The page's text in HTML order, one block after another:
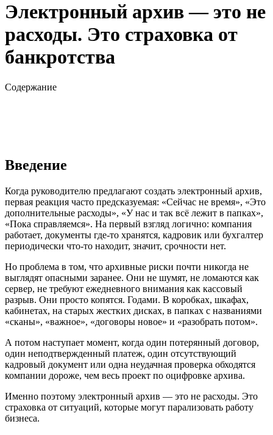
Электронный архив — это не
расходы. Это страховка от
банкротства
Содержание
Введение
Когда руководителю предлагают создать электронный архив,
первая реакция часто предсказуемая: «Сейчас не время», «Это
дополнительные расходы», «У нас и так всё лежит в папках»,
«Пока справляемся». На первый взгляд логично: компания
работает, документы где-то хранятся, кадровик или бухгалтер
периодически что-то находит, значит, срочности нет.
Но проблема в том, что архивные риски почти никогда не
выглядят опасными заранее. Они не шумят, не ломаются как
сервер, не требуют ежедневного внимания как кассовый
разрыв. Они просто копятся. Годами. В коробках, шкафах,
кабинетах, на старых жестких дисках, в папках с названиями
«сканы», «важное», «договоры новое» и «разобрать потом».
А потом наступает момент, когда один потерянный договор,
один неподтвержденный платеж, один отсутствующий
кадровый документ или одна неудачная проверка обходятся
компании дороже, чем весь проект по оцифровке архива.
Именно поэтому электронный архив — это не расходы. Это
страховка от ситуаций, которые могут парализовать работу
бизнеса.